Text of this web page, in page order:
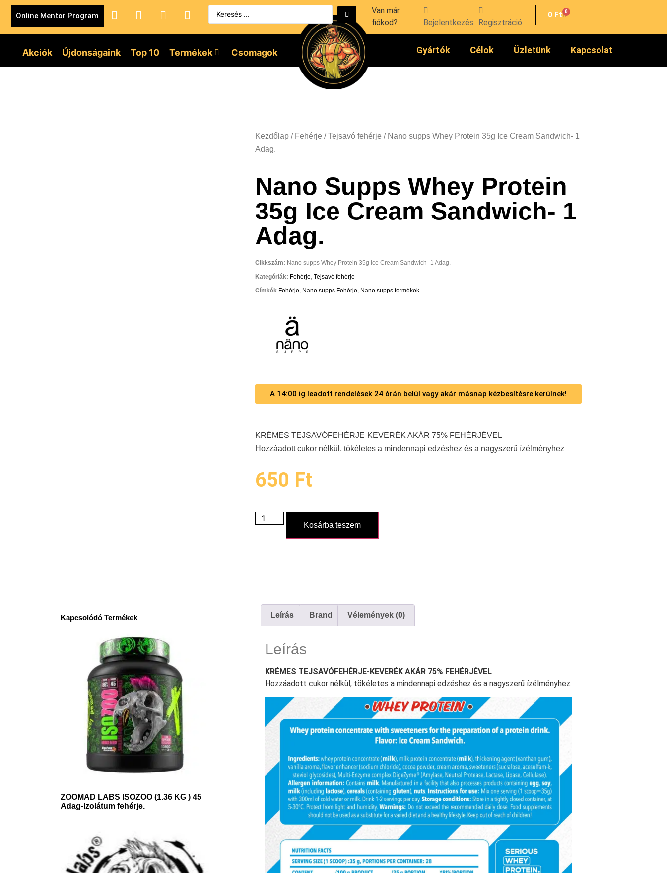
Online Mentor Program
Van már
fiókod?
Bejelentkezés Regisztráció
0 Ft 0
Akciók Újdonságaink Top 10 Termékek Csomagok Gyártók Célok Üzletünk Kapcsolat
Kezdőlap / Fehérje /Tejsavó fehérje / Nano supps Whey Protein 35g Ice Cream Sandwich- 1
Adag.
Nano Supps Whey Protein
35g Ice Cream Sandwich- 1
Adag.
Cikkszám: Nano supps Whey Protein 35g Ice Cream Sandwich- 1 Adag.
Kategóriák: Fehérje, Tejsavó fehérje
Címkék Fehérje, Nano supps Fehérje, Nano supps termékek
A 14:00 ig leadott rendelések 24 órán belül vagy akár másnap kézbesítésre kerülnek!
KRÉMES TEJSAVÓFEHÉRJE-KEVERÉK AKÁR 75% FEHÉRJÉVEL
Hozzáadott cukor nélkül, tökéletes a mindennapi edzéshez és a nagyszerű ízélményhez
650 Ft
Kosárba teszem
Kapcsolódó Termékek
ZOOMAD LABS ISOZOO (1.36 KG ) 45
Adag-Izolátum fehérje.
Leírás Brand Vélemények (0)
Leírás
KRÉMES TEJSAVÓFEHÉRJE-KEVERÉK AKÁR 75% FEHÉRJÉVEL
Hozzáadott cukor nélkül, tökéletes a mindennapi edzéshez és a nagyszerű ízélményhez.